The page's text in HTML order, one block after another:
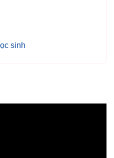
sinh